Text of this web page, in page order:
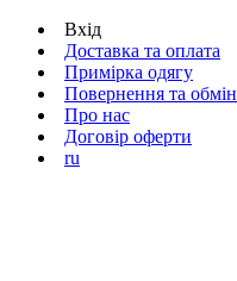
Вхід
Доставка та оплата
Примірка одягу
Повернення та обмін
Про нас
Договір оферти
ru